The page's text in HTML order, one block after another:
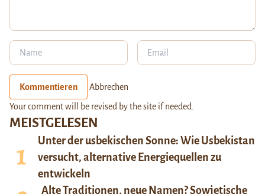
MEISTGELESEN
Unter der usbekischen Sonne: Wie Usbekistan
versucht, alternative Energiequellen zu
entwickeln
Alte Traditionen, neue Namen? Sowjetische
Kommentieren Abbrechen
Your comment will be revised by the site if needed.